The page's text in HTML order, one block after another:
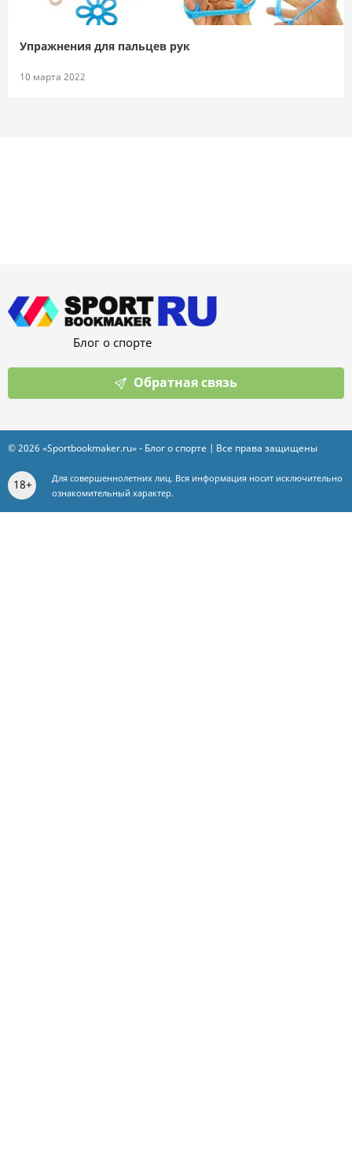
Упражнения для пальцев рук
10 марта 2022
Блог о спорте
Обратная связь
© 2026 «Sportbookmaker.ru» - Блог о спорте | Все права защищены
18+
Для совершеннолетних лиц. Вся информация носит исключительно
ознакомительный характер.